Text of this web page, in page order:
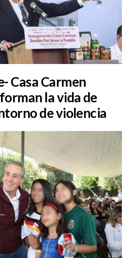
Casa Carmen
la vida de
de violencia